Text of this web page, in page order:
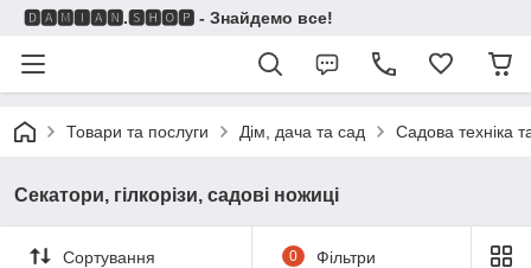
🅳🅰🅼🅸🅰🅽.🆂🅷🅾🅿 - Знайдемо все!
Товари та послуги Дім, дача та сад Садова техніка
Секатори, гілкорізи, садові ножиці
Сортування 0 Фільтри